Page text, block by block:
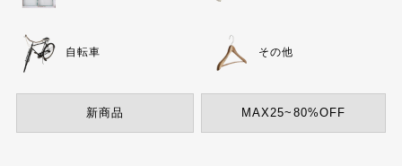
自転車 その他
新商品 MAX25~80%OFF